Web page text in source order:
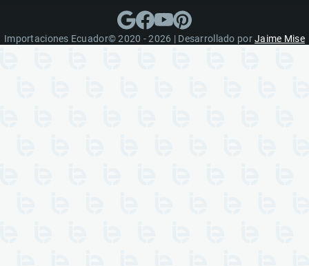
Importaciones Ecuador© 2020 - 2026 | Desarrollado porJaime Mise